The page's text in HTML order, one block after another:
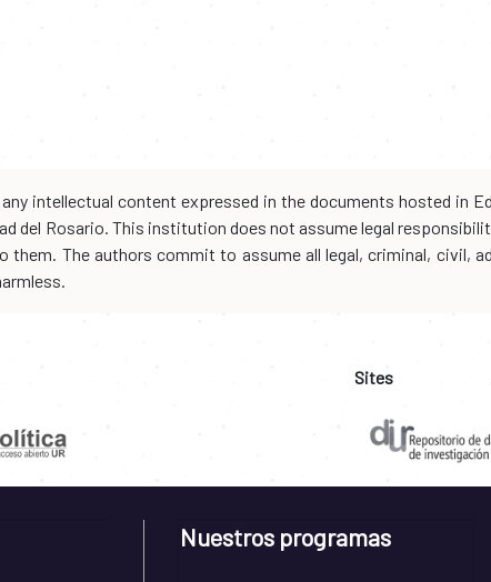
intellectual content expressed in the documents hosted
del Rosario. This institution does not assume legal
them. The authors commit to assume all legal, criminal,
Sites
Nuestros programas